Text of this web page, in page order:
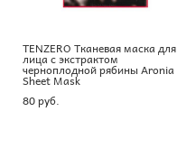
TENZERO Тканевая маска для
лица с экстрактом
черноплодной рябины Aronia
Sheet Mask
80 pуб.